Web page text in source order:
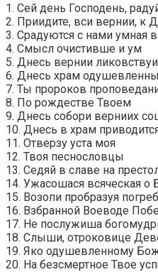
1. Сей день Господень,
2. Приидите, вси вернии, к
3. Срадуются с нами умная
4. Смысл очистивше и ум
5. Днесь вернии
6. Днесь храм
7. Ты пророков
8. По рождестве Твоем
9. Днесь собори верниих
10. Днесь в храм
11. Отверзу уста моя
12. Твоя песнословцы
13. Седяй в славе на
14. Ужасошася всяческая о
15. Возопи пробразуя
16. Взбранной Воеводе
17. Не послужиша
18. Слыши, отроковице
19. Яко одушевленному
20. На безсмертное Твое